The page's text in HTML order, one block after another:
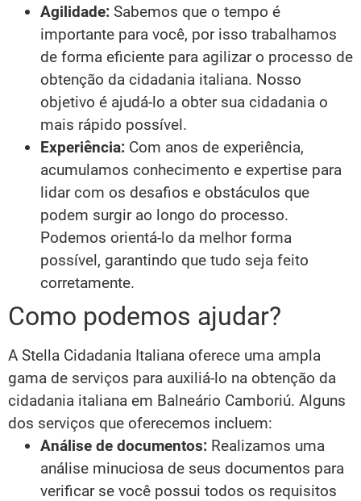
Agilidade: Sabemos que o tempo é
importante para você, por isso trabalhamos
de forma eficiente para agilizar o processo de
obtenção da cidadania italiana. Nosso
objetivo é ajudá-lo a obter sua cidadania o
mais rápido possível.
Experiência: Com anos de experiência,
acumulamos conhecimento e expertise para
lidar com os desafios e obstáculos que
podem surgir ao longo do processo.
Podemos orientá-lo da melhor forma
possível, garantindo que tudo seja feito
corretamente.
Como podemos ajudar?
A Stella Cidadania Italiana oferece uma ampla
gama de serviços para auxiliá-lo na obtenção da
cidadania italiana em Balneário Camboriú. Alguns
dos serviços que oferecemos incluem:
Análise de documentos: Realizamos uma
análise minuciosa de seus documentos para
verificar se você possui todos os requisitos